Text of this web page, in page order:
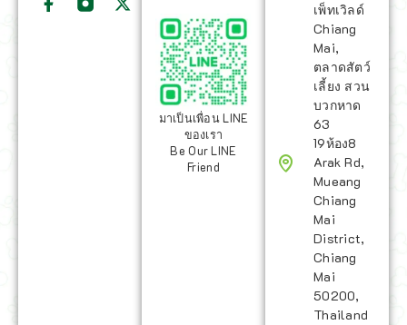
มาเป็นเพื่อน LINE
ของเรา
Be Our LINE
Friend
เพ็ทเวิลด์
Chiang
Mai,
ตลาดสัตว์
เลี้ยง สวน
บวกหาด
63
19ห้อง8
Arak Rd,
Mueang
Chiang
Mai
District,
Chiang
Mai
50200,
Thailand